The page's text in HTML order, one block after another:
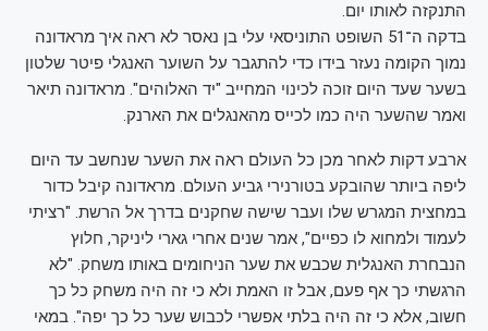
התנקזה לאותו יום.
בדקה ה־51 השופט התוניסאי עלי בן נאסר לא ראה איך מראדונה
נמוך הקומה נעזר בידו כדי להתגבר על השוער האנגלי פיטר שלטון
בשער שעד היום זוכה לכינוי המחייב "יד האלוהים". מראדונה תיאר
ואמר שהשער היה כמו לכייס מהאנגלים את הארנק.
ארבע דקות לאחר מכן כל העולם ראה את השער שנחשב עד היום
ליפה ביותר שהובקע בטורנירי גביע העולם. מראדונה קיבל כדור
במחצית המגרש שלו ועבר שישה שחקנים בדרך אל הרשת. "רציתי
לעמוד ולמחוא לו כפיים", אמר שנים אחרי גארי ליניקר, חלוץ
הנבחרת האנגלית שכבש את שער הניחומים באותו משחק. "לא
הרגשתי כך אף פעם, אבל זו האמת ולא כי זה היה משחק כל כך
חשוב, אלא כי זה היה בלתי אפשרי לכבוש שער כל כך יפה". במאי